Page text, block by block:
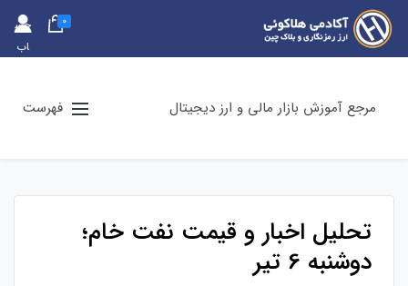
حس
اب
0
مرجع آموزش بازار مالی و ارز دیجیتال فهرست
تحلیل اخبار و قیمت نفت خام؛
دوشنبه 6 تیر